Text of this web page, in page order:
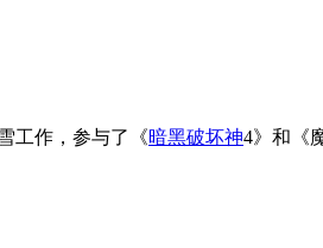
工作，参与了《暗黑破坏神4》和《